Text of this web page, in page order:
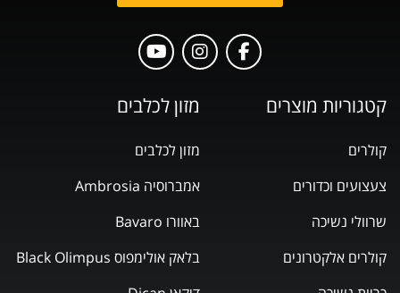
מזון לכלבים
מזון לכלבים
אמברוסיה Ambrosia
באוורו Bavaro
בלאק אולימפוס Black Olimpus
קטגוריות מוצרים
קולרים
צעצועים וכדורים
שרוולי נשיכה
קולרים אלקטרונים